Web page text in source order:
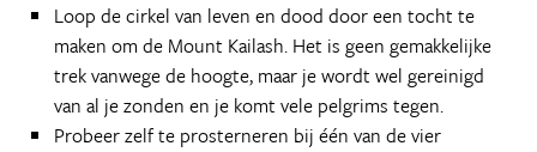
Loop de cirkel van leven en dood door een tocht te
maken om de Mount Kailash. Het is geen gemakkelijke
trek vanwege de hoogte, maar je wordt wel gereinigd
van al je zonden en je komt vele pelgrims tegen.
Probeer zelf te prosterneren bij één van de vier